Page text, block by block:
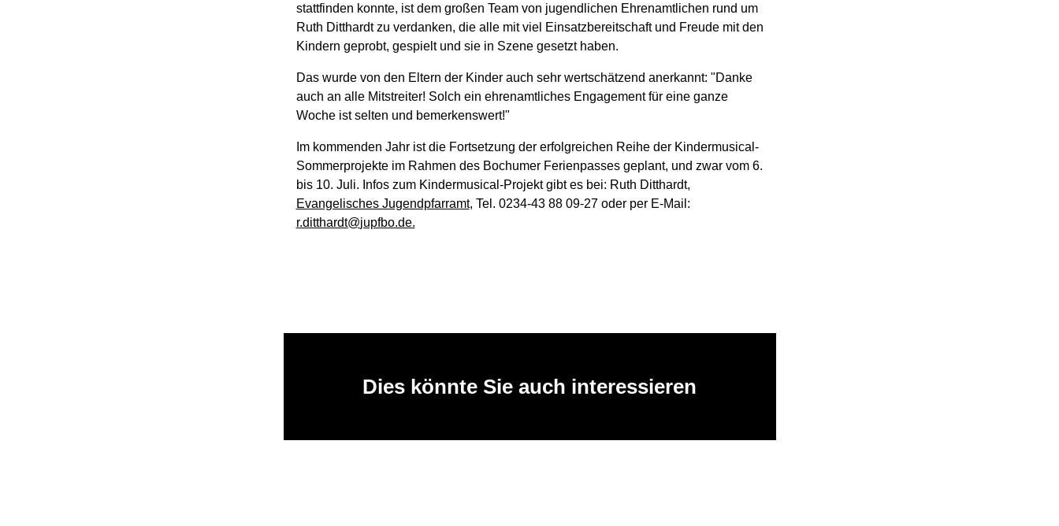
stattfinden konnte, ist dem großen Team von jugendlichen Ehrenamtlichen rund um
Ruth Ditthardt zu verdanken, die alle mit viel Einsatzbereitschaft und Freude mit den
Kindern geprobt, gespielt und sie in Szene gesetzt haben.
Das wurde von den Eltern der Kinder auch sehr wertschätzend anerkannt: "Danke
auch an alle Mitstreiter! Solch ein ehrenamtliches Engagement für eine ganze
Woche ist selten und bemerkenswert!"
Im kommenden Jahr ist die Fortsetzung der erfolgreichen Reihe der Kindermusical-
Sommerprojekte im Rahmen des Bochumer Ferienpasses geplant, und zwar vom 6.
bis 10. Juli. Infos zum Kindermusical-Projekt gibt es bei: Ruth Ditthardt,
Evangelisches Jugendpfarramt, Tel. 0234-43 88 09-27 oder per E-Mail:
r.ditthardt@jupfbo.de.
Dies könnte Sie auch interessieren